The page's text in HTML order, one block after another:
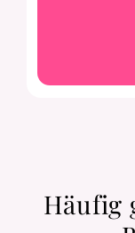
Häufig